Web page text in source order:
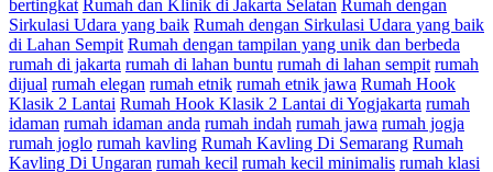
bertingkat Rumah dan Klinik di Jakarta Selatan Rumah dengan
Sirkulasi Udara yang baik Rumah dengan Sirkulasi Udara yang baik
di Lahan Sempit Rumah dengan tampilan yang unik dan berbeda
rumah di jakarta rumah di lahan buntu rumah di lahan sempit rumah
dijual rumah elegan rumah etnik rumah etnik jawa Rumah Hook
Klasik 2 Lantai Rumah Hook Klasik 2 Lantai di Yogjakarta rumah
idaman rumah idaman anda rumah indah rumah jawa rumah jogja
rumah joglo rumah kavling Rumah Kavling Di Semarang Rumah
Kavling Di Ungaran rumah kecil rumah kecil minimalis rumah klasi